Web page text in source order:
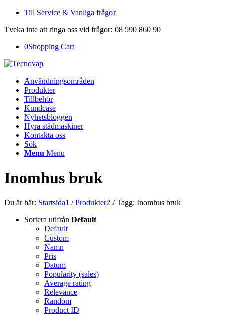
Till Service & Vanliga frågor
Tveka inte att ringa oss vid frågor: 08 590 860 90
0Shopping Cart
Användningsområden
Produkter
Tillbehör
Kundcase
Nyhetsbloggen
Hyra städmaskiner
Kontakta oss
Sök
Menu Menu
Inomhus bruk
Du är här: Startsida1 / Produkter2 / Tagg: Inomhus bruk
Sortera utifrån Default
Default
Custom
Namn
Pris
Datum
Popularity (sales)
Average rating
Relevance
Random
Product ID